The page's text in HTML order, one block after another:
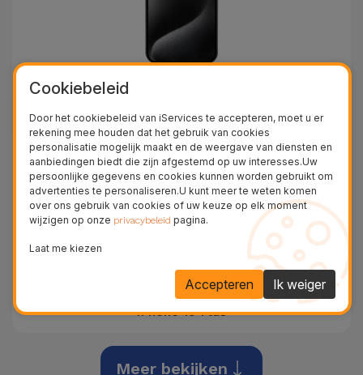
iPhone 15 Pro Max
iPhone 15 Plus
Meer bekijken
Cookiebeleid
Door het cookiebeleid van iServices te accepteren, moet u er
rekening mee houden dat het gebruik van cookies
personalisatie mogelijk maakt en de weergave van diensten en
aanbiedingen biedt die zijn afgestemd op uw interesses.Uw
persoonlijke gegevens en cookies kunnen worden gebruikt om
advertenties te personaliseren.U kunt meer te weten komen
over ons gebruik van cookies of uw keuze op elk moment
wijzigen op onze privacybeleid pagina.
Laat me kiezen
Ik weiger
Accepteren